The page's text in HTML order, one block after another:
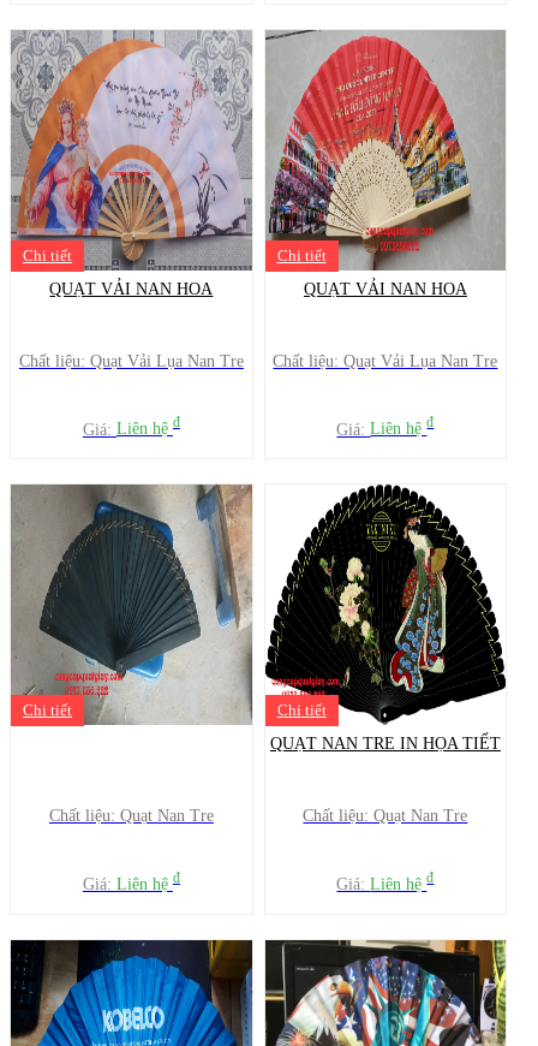
Chi tiết
QUẠT VẢI NAN HOA
Chất liệu: Quạt Vải Lụa Nan Tre
Giá: Liên hệ đ
Chi tiết
QUẠT VẢI NAN HOA
Chất liệu: Quạt Vải Lụa Nan Tre
Giá:Liên hệđ
Chi tiết
Chất liệu: Quạt Nan Tre
Giá: Liên hệ đ
Chi tiết
QUẠT NAN TRE IN HỌA TIẾT
Chất liệu: Quạt Nan Tre
Giá:Liên hệđ